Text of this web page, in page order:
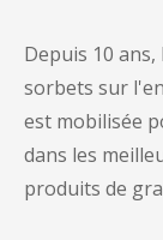
Depuis 10
sorbets sur
est mobilisée
dans les
produits de